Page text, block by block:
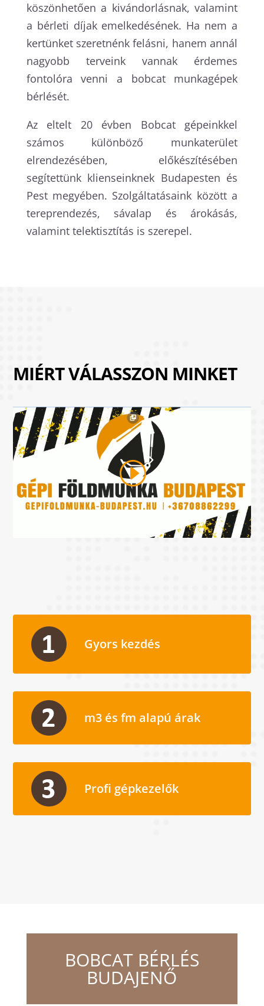
köszönhetően a kivándorlásnak, valamint
a bérleti díjak emelkedésének. Ha nem a
kertünket szeretnénk felásni, hanem annál
nagyobb terveink vannak érdemes
fontolóra venni a bobcat munkagépek
bérlését.
Az eltelt 20 évben Bobcat gépeinkkel
számos különböző munkaterület
elrendezésében, előkészítésében
segítettünk klienseinknek Budapesten és
Pest megyében. Szolgáltatásaink között a
tereprendezés, sávalap és árokásás,
valamint telektisztítás is szerepel.
MIÉRT VÁLASSZON MINKET
Gyors kezdés
m3 és fm alapú árak
Profi gépkezelők
BOBCAT BÉRLÉS
BUDAJENŐ